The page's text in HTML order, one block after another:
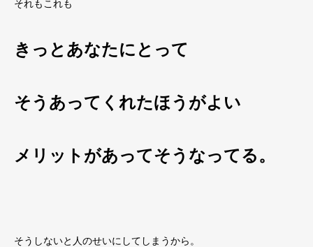
それもこれも
きっとあなたにとって
そうあってくれたほうがよい
メリットがあってそうなってる。
そうしないと人のせいにしてしまうから。